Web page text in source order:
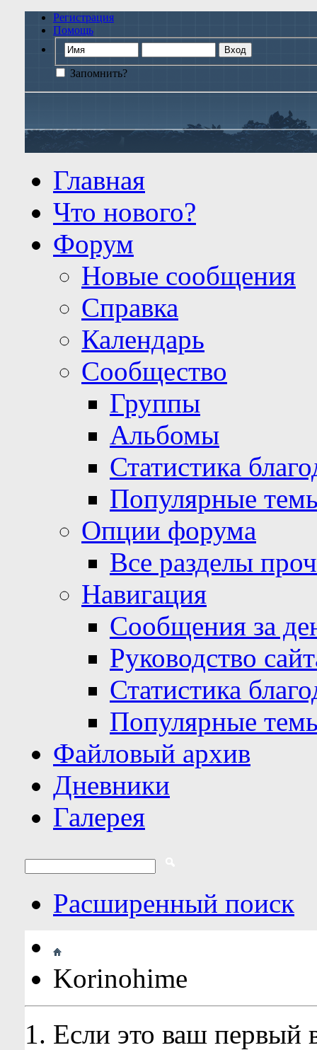
Регистрация
Помощь
Запомнить?
Главная
Что нового?
Форум
Новые сообщения
Справка
Календарь
Сообщество
Группы
Альбомы
Статистика
Популярные
Опции форума
Все разделы
Навигация
Сообщения за
Руководство
Статистика
Популярные
Файловый архив
Дневники
Галерея
Расширенный поиск
Korinohime
Если это ваш первый